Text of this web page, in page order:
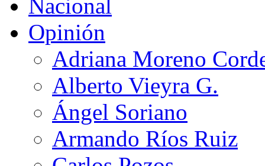
Nacional
Opinión
Adriana Moreno
Alberto Vieyra G.
Ángel Soriano
Armando Ríos Ruiz